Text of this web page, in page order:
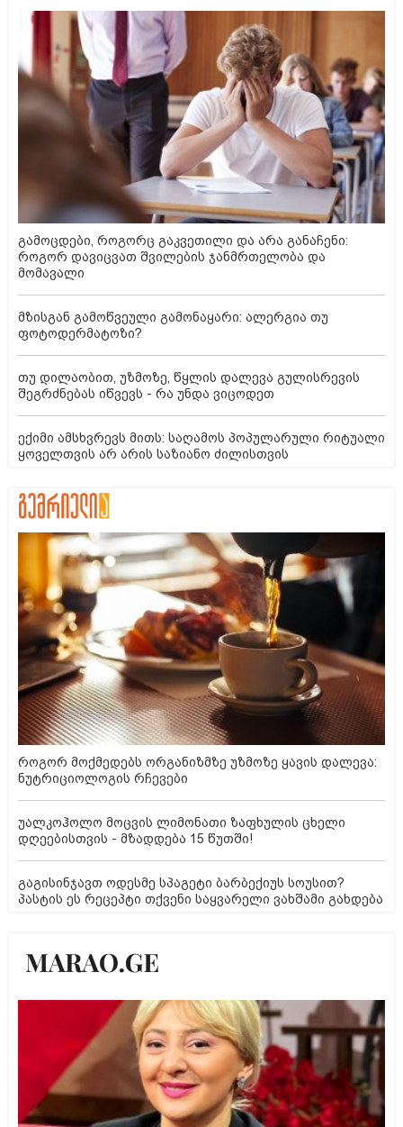
გამოცდები, როგორც გაკვეთილი და არა განაჩენი:
როგორ დავიცვათ შვილების ჯანმრთელობა და
მომავალი
მზისგან გამოწვეული გამონაყარი: ალერგია თუ
ფოტოდერმატოზი?
თუ დილაობით, უზმოზე, წყლის დალევა გულისრევის
შეგრძნებას იწვევს - რა უნდა ვიცოდეთ
ექიმი ამსხვრევს მითს: საღამოს პოპულარული რიტუალი
ყოველთვის არ არის საზიანო ძილისთვის
როგორ მოქმედებს ორგანიზმზე უზმოზე ყავის დალევა:
ნუტრიციოლოგის რჩევები
უალკოჰოლო მოცვის ლიმონათი ზაფხულის ცხელი
დღეებისთვის - მზადდება 15 წუთში!
გაგისინჯავთ ოდესმე სპაგეტი ბარბექიუს სოუსით?
პასტის ეს რეცეპტი თქვენი საყვარელი ვახშამი გახდება